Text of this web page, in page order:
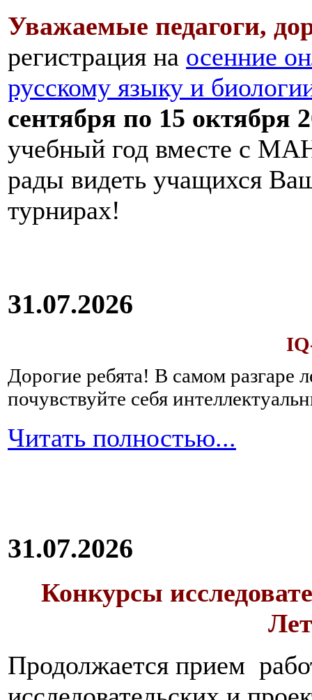
Уважаемые педагоги,
регистрация на осенние
русскому языку и
сентября по 15 октября
учебный год вместе с
рады видеть учащихся
турнирах!
31.07.2026
Дорогие ребята! В самом разгаре
почувствуйте себя
Читать полностью...
31.07.2026
Конкурсы
Продолжается прием